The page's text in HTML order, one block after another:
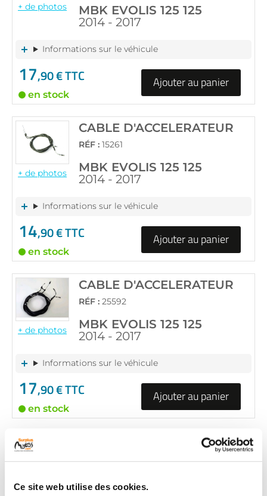
Ce site web utilise des cookies.
+ de photos
MBK EVOLIS 125 125
2014 - 2017
Informations sur le véhicule
17,90 € TTC
en stock
Ajouter au panier
+ de photos
CABLE D'ACCELERATEUR
RÉF : 15261
MBK EVOLIS 125 125
2014 - 2017
Informations sur le véhicule
14,90 € TTC
en stock
Ajouter au panier
+ de photos
CABLE D'ACCELERATEUR
RÉF : 25592
MBK EVOLIS 125 125
2014 - 2017
Informations sur le véhicule
17,90 € TTC
en stock
Ajouter au panier
+ de photos
CABLE D'ACCELERATEUR
MBK EVOLIS 125 125